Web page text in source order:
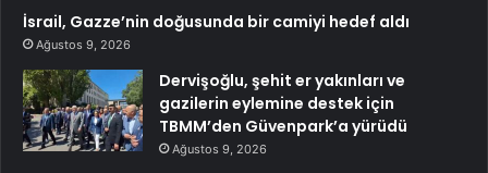
İsrail, Gazze’nin doğusunda bir camiyi hedef aldı
Ağustos 9, 2026
Dervişoğlu, şehit er yakınları ve
gazilerin eylemine destek için
TBMM’den Güvenpark’a yürüdü
Ağustos 9, 2026